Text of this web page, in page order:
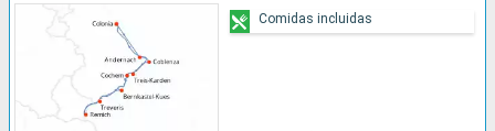
Comidas incluidas